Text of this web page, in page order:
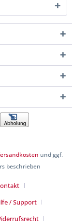
und ggf.
beschrieben
/ Support